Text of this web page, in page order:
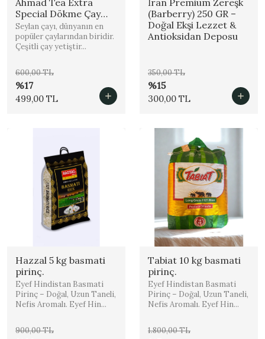
Ahmad Tea Extra
Special Dökme Çay
500 Gr % 100 Orjinal
Seylan çayı, dünyanın en
popüler çaylarından biridir.
Çeşitli çay yetiştir...
600,00 TL
%17
499,00 TL
İran Premium Zereşk
(Barberry) 250 GR –
Doğal Ekşi Lezzet &
Antioksidan Deposu
350,00 TL
%15
300,00 TL
Hazzal 5 kg basmati
pirinç.
Eyef Hindistan Basmati
Pirinç – Doğal, Uzun Taneli,
Nefis Aromalı. Eyef Hin...
900,00 TL
Tabiat 10 kg basmati
pirinç.
Eyef Hindistan Basmati
Pirinç – Doğal, Uzun Taneli,
Nefis Aromalı. Eyef Hin...
1.800,00 TL